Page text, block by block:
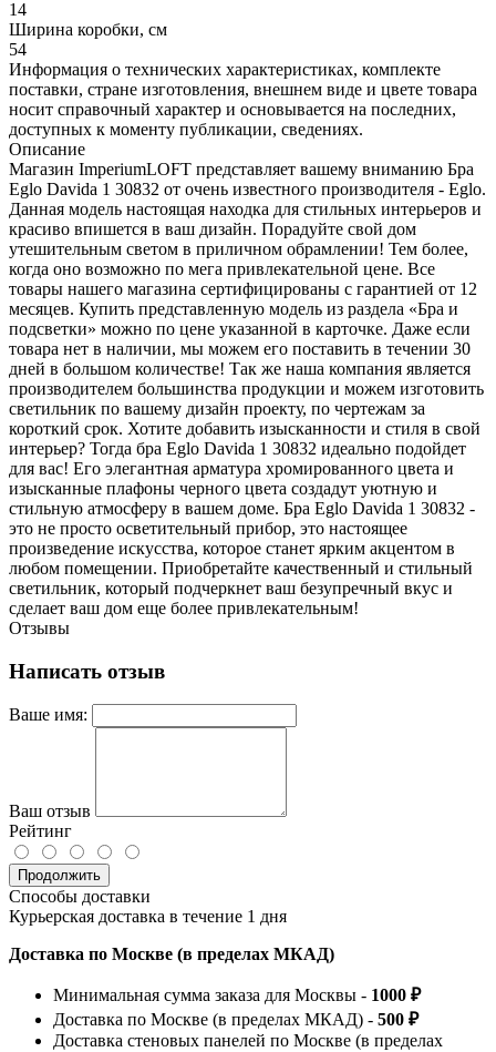
14
Ширина коробки, см
54
Информация о технических характеристиках, комплекте
поставки, стране изготовления, внешнем виде и цвете товара
носит справочный характер и основывается на последних,
доступных к моменту публикации, сведениях.
Описание
Магазин ImperiumLOFT представляет вашему вниманию Бра
Eglo Davida 1 30832 от очень известного производителя - Eglo.
Данная модель настоящая находка для стильных интерьеров и
красиво впишется в ваш дизайн. Порадуйте свой дом
утешительным светом в приличном обрамлении! Тем более,
когда оно возможно по мега привлекательной цене. Все
товары нашего магазина сертифицированы с гарантией от 12
месяцев. Купить представленную модель из раздела «Бра и
подсветки» можно по цене указанной в карточке. Даже если
товара нет в наличии, мы можем его поставить в течении 30
дней в большом количестве! Так же наша компания является
производителем большинства продукции и можем изготовить
светильник по вашему дизайн проекту, по чертежам за
короткий срок. Хотите добавить изысканности и стиля в свой
интерьер? Тогда бра Eglo Davida 1 30832 идеально подойдет
для вас! Его элегантная арматура хромированного цвета и
изысканные плафоны черного цвета создадут уютную и
стильную атмосферу в вашем доме. Бра Eglo Davida 1 30832 -
это не просто осветительный прибор, это настоящее
произведение искусства, которое станет ярким акцентом в
любом помещении. Приобретайте качественный и стильный
светильник, который подчеркнет ваш безупречный вкус и
сделает ваш дом еще более привлекательным!
Отзывы
Написать отзыв
Ваше имя:
Ваш отзыв
Рейтинг
Продолжить
Способы доставки
Курьерская доставка в течение 1 дня
Доставка по Москве (в пределах МКАД)
Минимальная сумма заказа для Москвы - 1000 ₽
Доставка по Москве (в пределах МКАД) - 500 ₽
Доставка стеновых панелей по Москве (в пределах